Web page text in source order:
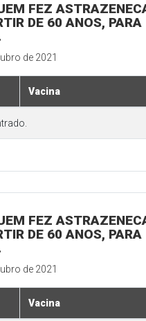
FEZ
DE 60 ANOS,
de 2021
Vacina
FEZ
DE 60 ANOS,
de 2021
Vacina